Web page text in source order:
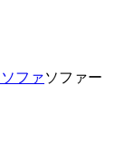
ソファソファー